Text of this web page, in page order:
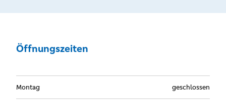
Öffnungszeiten
Montag geschlossen